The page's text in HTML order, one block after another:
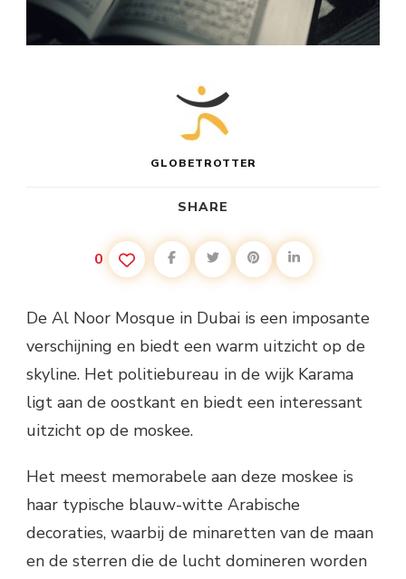
GLOBETROTTER
SHARE
0
De Al Noor Mosque in Dubai is een imposante
verschijning en biedt een warm uitzicht op de
skyline. Het politiebureau in de wijk Karama
ligt aan de oostkant en biedt een interessant
uitzicht op de moskee.
Het meest memorabele aan deze moskee is
haar typische blauw-witte Arabische
decoraties, waarbij de minaretten van de maan
en de sterren die de lucht domineren worden